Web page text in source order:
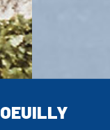
OEUILLY